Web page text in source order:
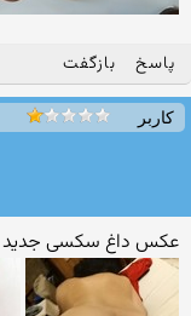
پاسخ بازگفت
کاربر
عکس داغ سکسی جدید